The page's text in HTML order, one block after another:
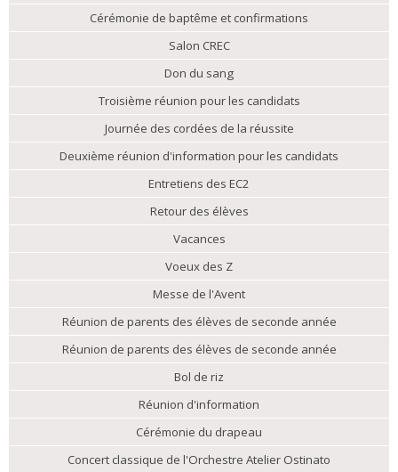
Cérémonie de baptême et confirmations
Salon CREC
Don du sang
Troisième réunion pour les candidats
Journée des cordées de la réussite
Deuxième réunion d'information pour les candidats
Entretiens des EC2
Retour des élèves
Vacances
Voeux des Z
Messe de l'Avent
Réunion de parents des élèves de seconde année
Réunion de parents des élèves de seconde année
Bol de riz
Réunion d'information
Cérémonie du drapeau
Concert classique de l'Orchestre Atelier Ostinato